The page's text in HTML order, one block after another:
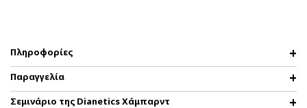
Πληροφορίες
Παραγγελία
Σεμινάριο της Dianetics Χάμπαρντ